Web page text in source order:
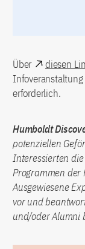
Über diesen
erforderlich.
Humboldt
potenziellen
Interessierten
Programmen
Ausgewiesene
vor und
und/oder Alumni